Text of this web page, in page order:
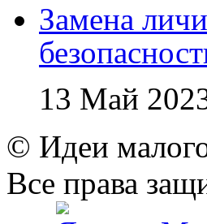
Замена
13 Май
© Идеи
Все права